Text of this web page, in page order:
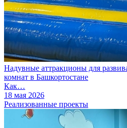
Надувные аттракционы для
комнат в Башкортостане
Как…
18 мая 2026
Реализованные проекты